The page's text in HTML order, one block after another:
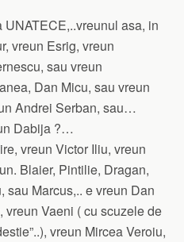
asa, in
vreun Esrig, vreun
sau vreun
Dan Micu, sau vreun
Andrei Serban, sau…
Dabija ?…
vreun Victor Iliu, vreun
Blaier, Pintilie, Dragan,
sau Marcus,.. e vreun Dan
Vaeni ( cu scuzele de
vreun Mircea Veroiu,